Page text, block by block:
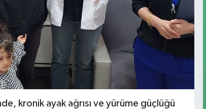
kronik ayak ağrısı ve yürüme güçlüğü